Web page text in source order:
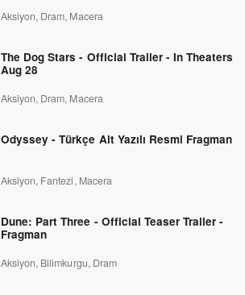
Aksiyon, Dram, Macera
The Dog Stars - Official Trailer - In Theaters
Aug 28
Aksiyon, Dram, Macera
Odyssey - Türkçe Alt Yazılı Resmi Fragman
Aksiyon, Fantezi, Macera
Dune: Part Three - Official Teaser Trailer -
Fragman
Aksiyon, Bilimkurgu, Dram